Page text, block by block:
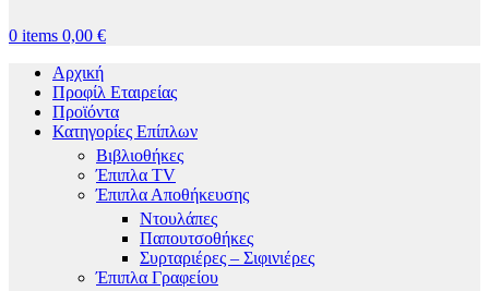
0 items 0,00 €
Αρχική
Προφίλ Εταιρείας
Προϊόντα
Κατηγορίες Επίπλων
Βιβλιοθήκες
Έπιπλα TV
Έπιπλα Αποθήκευσης
Ντουλάπες
Παπουτσοθήκες
Συρταριέρες – Σιφινιέρες
Έπιπλα Γραφείου